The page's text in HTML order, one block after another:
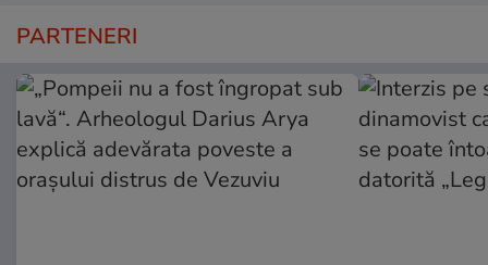
PARTENERI